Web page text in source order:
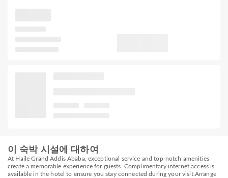
이 숙박 시설에 대하여
At Haile Grand Addis Ababa, exceptional service and top-notch amenities
create a memorable experience for guests. Complimentary internet access is
available in the hotel to ensure you stay connected during your visit.Arrange